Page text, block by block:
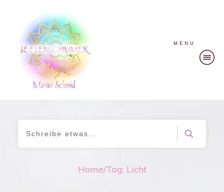
MENU
Home/Tag: Licht